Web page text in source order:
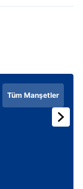
Tüm Manşetler